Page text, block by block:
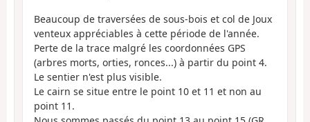
Beaucoup de traversées de sous-bois et col de Joux
venteux appréciables à cette période de l'année.
Perte de la trace malgré les coordonnées GPS
(arbres morts, orties, ronces...) à partir du point 4.
Le sentier n'est plus visible.
Le cairn se situe entre le point 10 et 11 et non au
point 11.